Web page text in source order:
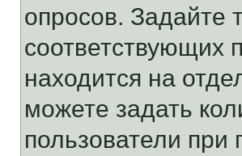
опросов. Задайте
соответствующих
находится на
можете задать
пользователи